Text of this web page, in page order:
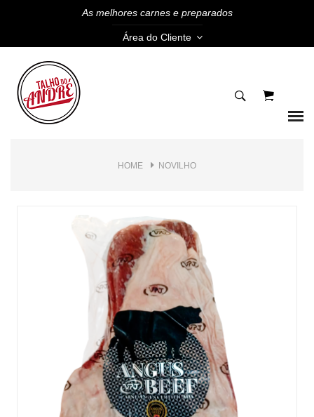
As melhores carnes e preparados
Área do Cliente
HOME NOVILHO